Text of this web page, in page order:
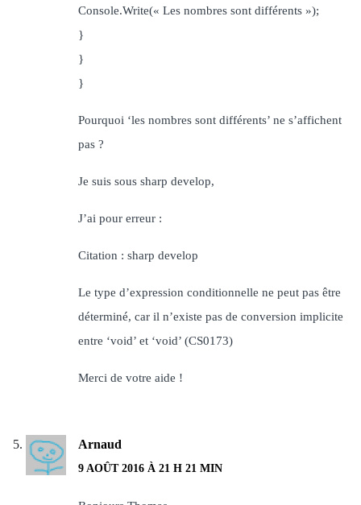
Console.Write(« Les nombres sont différents »);
}
}
}
Pourquoi ‘les nombres sont différents’ ne s’affichent
pas ?
Je suis sous sharp develop,
J’ai pour erreur :
Citation : sharp develop
Le type d’expression conditionnelle ne peut pas être
déterminé, car il n’existe pas de conversion implicite
entre ‘void’ et ‘void’ (CS0173)
Merci de votre aide !
Arnaud
9 AOÛT 2016 À 21 H 21 MIN